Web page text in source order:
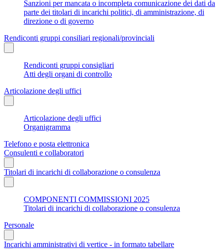
Sanzioni per mancata o incompleta comunicazione dei dati da
parte dei titolari di incarichi politici, di amministrazione, di
direzione o di governo
Rendiconti gruppi consiliari regionali/provinciali
Rendiconti gruppi consigliari
Atti degli organi di controllo
Articolazione degli uffici
Articolazione degli uffici
Organigramma
Telefono e posta elettronica
Consulenti e collaboratori
Titolari di incarichi di collaborazione o consulenza
COMPONENTI COMMISSIONI 2025
Titolari di incarichi di collaborazione o consulenza
Personale
Incarichi amministrativi di vertice - in formato tabellare